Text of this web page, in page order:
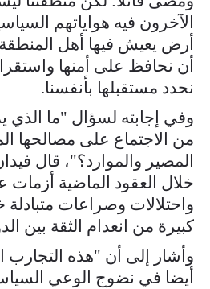
الآخرون فيه هواياتهم
أرض يعيش فيها أهل
أن نحافظ على أمنها
نحدد مستقبلها بأنفسنا.
وفي إجابته لسؤال "ما الذي
من الاجتماع على مصالحها
المصير والموارد؟"، قال
خلال العقود الماضية أزمات
واحتلالات وصراعات
كبيرة من انعدام الثقة بين
وأشار إلى أن "هذه
أيضا في نضوج الوعي